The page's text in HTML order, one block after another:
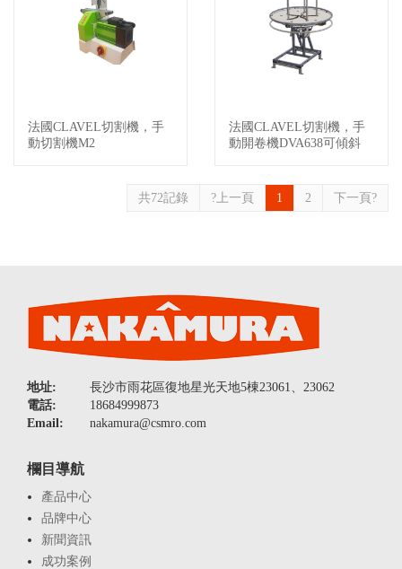
查看詳情
法國CLAVEL切割機，手
動切割機M2
查看詳情
法國CLAVEL切割機，手
動開卷機DVA638可傾斜
共72記錄 ?上一頁 1 2 下一頁?
地址:
長沙市雨花區復地星光天地5棟23061、23062
電話:
18684999873
Email:
nakamura@csmro.com
欄目導航
產品中心
品牌中心
新聞資訊
成功案例